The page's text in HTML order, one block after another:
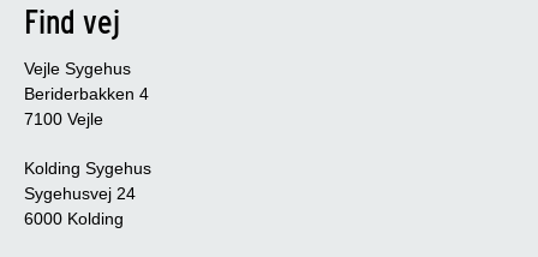
Find vej
Vejle Sygehus
Beriderbakken 4
7100 Vejle
Kolding Sygehus
Sygehusvej 24
6000 Kolding